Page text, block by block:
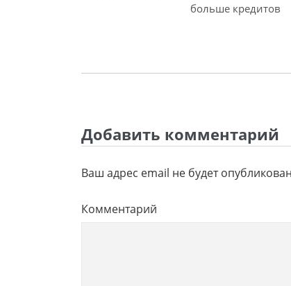
больше кредитов
Добавить комментарий
Ваш адрес email не будет
Комментарий